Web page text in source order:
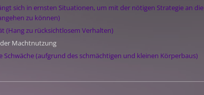
sich in ernsten Situationen, um mit der nötigen Strategie an die
zu können)
(Hang zu rücksichtlosem Verhalten)
Machtnutzung
Schwäche (aufgrund des schmächtigen und kleinen Körperbaus)